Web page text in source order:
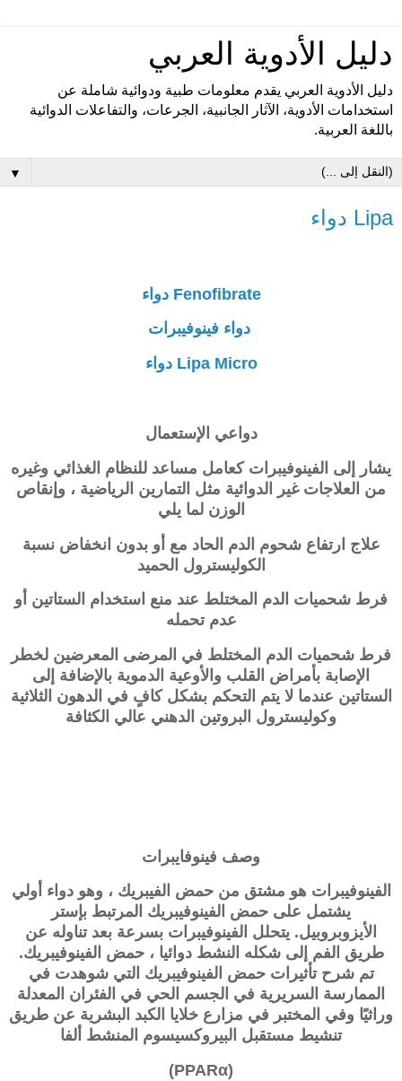
دليل الأدوية العربي
دليل الأدوية العربي يقدم معلومات طبية ودوائية شاملة عن
استخدامات الأدوية، الآثار الجانبية، الجرعات، والتفاعلات الدوائية
باللغة العربية.
▼
Lipa دواء
Fenofibrate دواء
دواء فينوفيبرات
Lipa Micro دواء
دواعي الإستعمال
يشار إلى الفينوفيبرات كعامل مساعد للنظام الغذائي وغيره
من العلاجات غير الدوائية مثل التمارين الرياضية ، وإنقاص
الوزن لما يلي
علاج ارتفاع شحوم الدم الحاد مع أو بدون انخفاض نسبة
الكوليسترول الحميد
فرط شحميات الدم المختلط عند منع استخدام الستاتين أو
عدم تحمله
فرط شحميات الدم المختلط في المرضى المعرضين لخطر
الإصابة بأمراض القلب والأوعية الدموية بالإضافة إلى
الستاتين عندما لا يتم التحكم بشكل كافٍ في الدهون الثلاثية
وكوليسترول البروتين الدهني عالي الكثافة
وصف فينوفايبرات
الفينوفيبرات هو مشتق من حمض الفيبريك ، وهو دواء أولي
يشتمل على حمض الفينوفيبريك المرتبط بإستر
الأيزوبروبيل. يتحلل الفينوفيبرات بسرعة بعد تناوله عن
طريق الفم إلى شكله النشط دوائيا ، حمض الفينوفيبريك.
تم شرح تأثيرات حمض الفينوفيبريك التي شوهدت في
الممارسة السريرية في الجسم الحي في الفئران المعدلة
وراثيًا وفي المختبر في مزارع خلايا الكبد البشرية عن طريق
تنشيط مستقبل البيروكسيسوم المنشط ألفا
(PPARα)